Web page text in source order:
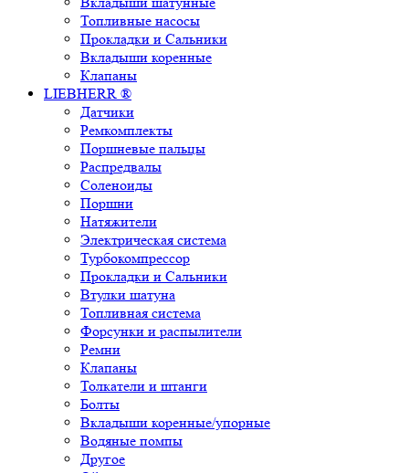
Топливные насосы
Прокладки и Сальники
Вкладыши коренные
Клапаны
LIEBHERR ®
Датчики
Ремкомплекты
Поршневые пальцы
Распредвалы
Соленоиды
Поршни
Натяжители
Электрическая система
Турбокомпрессор
Прокладки и Сальники
Втулки шатуна
Топливная система
Форсунки и распылители
Ремни
Клапаны
Толкатели и штанги
Болты
Вкладыши коренные/упорные
Водяные помпы
Другое